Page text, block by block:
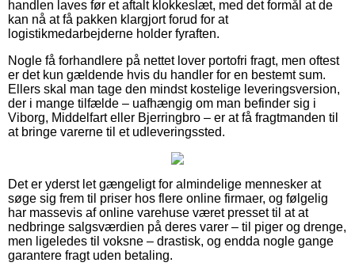
handlen laves før et aftalt klokkeslæt, med det formål at de
kan nå at få pakken klargjort forud for at
logistikmedarbejderne holder fyraften.
Nogle få forhandlere på nettet lover portofri fragt, men oftest
er det kun gældende hvis du handler for en bestemt sum.
Ellers skal man tage den mindst kostelige leveringsversion,
der i mange tilfælde – uafhængig om man befinder sig i
Viborg, Middelfart eller Bjerringbro – er at få fragtmanden til
at bringe varerne til et udleveringssted.
Det er yderst let gængeligt for almindelige mennesker at
søge sig frem til priser hos flere online firmaer, og følgelig
har massevis af online varehuse været presset til at at
nedbringe salgsværdien på deres varer – til piger og drenge,
men ligeledes til voksne – drastisk, og endda nogle gange
garantere fragt uden betaling.